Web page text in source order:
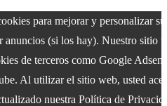
para mejorar y personalizar su
anuncios (si los hay). Nuestro sitio
de terceros como Google
Al utilizar el sitio web, usted
nuestra Política de